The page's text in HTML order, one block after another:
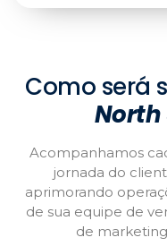
Como será
North
Acompanhamos
jornada do
aprimorando
de sua equipe de
de